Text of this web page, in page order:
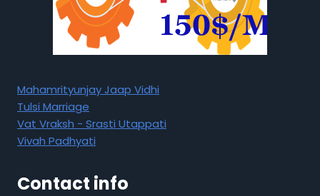
Mahamrityunjay Jaap Vidhi
Tulsi Marriage
Vat Vraksh - Srasti Utappati
Vivah Padhyati
Contact info